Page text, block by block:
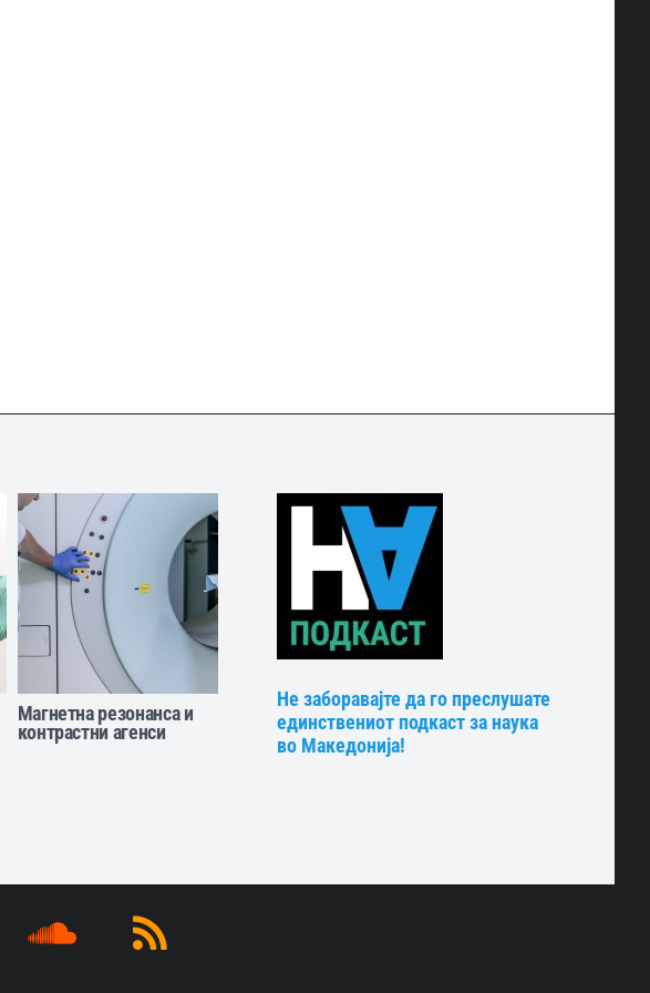
Магнетна резонанса и
контрастни агенси
Не заборавајте да го преслушате
единствениот подкаст за наука
во Македонија!